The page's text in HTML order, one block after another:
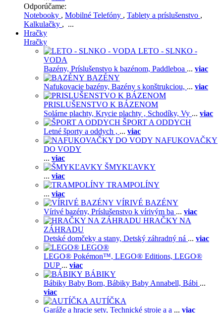
Odporúčame:
Notebooky , Mobilné Telefóny , Tablety a príslušenstvo ,
Kalkulačky , ...
Hračky
Hračky
LETO - SLNKO -
VODA
Bazény, Príslušenstvo k bazénom, Paddleboa ... viac
BAZÉNY
Nafukovacie bazény, Bazény s konštrukciou, ... viac
PRISLUŠENSTVO K BÁZENOM
Solárne plachty, Krycie plachty , Schodíky, Vy ... viac
ŠPORT A ODDYCH
Letné športy a oddych , ... viac
NAFUKOVAČKY
DO VODY
... viac
ŠMYKĽAVKY
... viac
TRAMPOLÍNY
... viac
VÍRIVÉ BAZÉNY
Vírivé bazény, Príslušenstvo k vírivým ba ... viac
HRAČKY NA
ZÁHRADU
Detské domčeky a stany, Detský záhradný ná ... viac
LEGO®
LEGO® Pokémon™, LEGO® Editions, LEGO®
DUP ... viac
BÁBIKY
Bábiky Baby Born, Bábiky Baby Annabell, Bábi ...
viac
AUTÍČKA
Garáže a hracie sety, Technické stroje a a ... viac